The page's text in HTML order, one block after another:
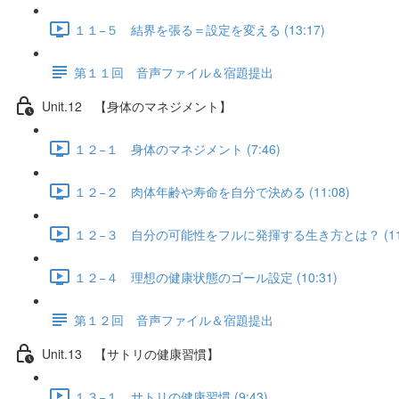
１１−５ 結界を張る＝設定を変える (13:17)
第１１回 音声ファイル＆宿題提出
Unit.12 【身体のマネジメント】
１２−１ 身体のマネジメント (7:46)
１２−２ 肉体年齢や寿命を自分で決める (11:08)
１２−３ 自分の可能性をフルに発揮する生き方とは？
１２−４ 理想の健康状態のゴール設定 (10:31)
第１２回 音声ファイル＆宿題提出
Unit.13 【サトリの健康習慣】